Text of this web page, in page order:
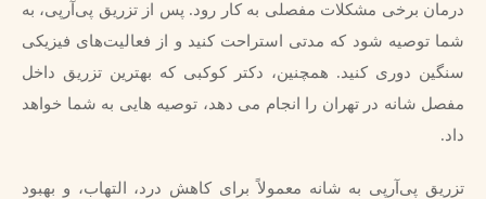
درمان برخی مشکلات مفصلی به کار رود. پس از تزریق پی‌آر‌پی، به
شما توصیه شود که مدتی استراحت کنید و از فعالیت‌های فیزیکی
سنگین دوری کنید. همچنین، دکتر کوکبی که بهترین تزریق داخل
مفصل شانه در تهران را انجام می دهد، توصیه هایی به شما خواهد
داد.
تزریق پی‌آر‌پی به شانه معمولاً برای کاهش درد، التهاب، و بهبود